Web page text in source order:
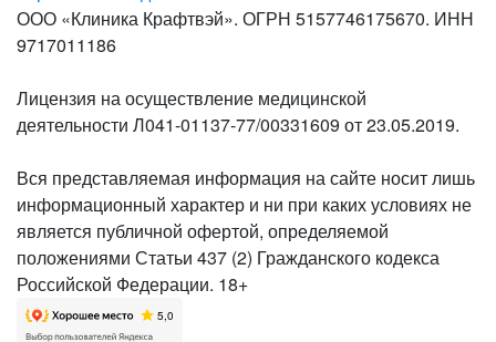
ООО «Клиника Крафтвэй». ОГРН 5157746175670. ИНН
9717011186
Лицензия на осуществление медицинской
деятельности Л041-01137-77/00331609 от 23.05.2019.
Вся представляемая информация на сайте носит лишь
информационный характер и ни при каких условиях не
является публичной офертой, определяемой
положениями Статьи 437 (2) Гражданского кодекса
Российской Федерации. 18+